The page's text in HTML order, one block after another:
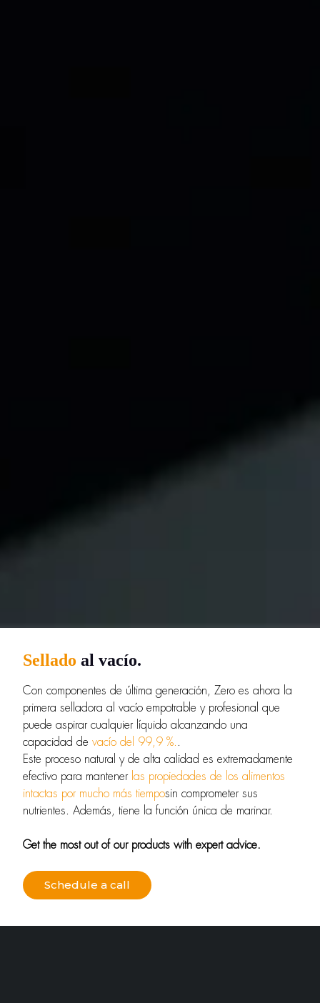
Sellado al vacío.
Con componentes de última generación, Zero es ahora la
primera selladora al vacío empotrable y profesional que
puede aspirar cualquier líquido alcanzando una
capacidad de vacío del 99,9 %..
Este proceso natural y de alta calidad es extremadamente
efectivo para mantener las propiedades de los alimentos
intactas por mucho más tiemposin comprometer sus
nutrientes. Además, tiene la función única de marinar.
Get the most out of our products with expert advice.
Schedule a call